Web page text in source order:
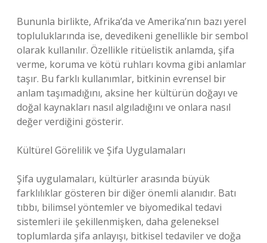
Bununla birlikte, Afrika’da ve Amerika’nın bazı yerel
topluluklarında ise, devedikeni genellikle bir sembol
olarak kullanılır. Özellikle ritüelistik anlamda, şifa
verme, koruma ve kötü ruhları kovma gibi anlamlar
taşır. Bu farklı kullanımlar, bitkinin evrensel bir
anlam taşımadığını, aksine her kültürün doğayı ve
doğal kaynakları nasıl algıladığını ve onlara nasıl
değer verdiğini gösterir.
Kültürel Görelilik ve Şifa Uygulamaları
Şifa uygulamaları, kültürler arasında büyük
farklılıklar gösteren bir diğer önemli alanıdır. Batı
tıbbı, bilimsel yöntemler ve biyomedikal tedavi
sistemleri ile şekillenmişken, daha geleneksel
toplumlarda şifa anlayışı, bitkisel tedaviler ve doğa